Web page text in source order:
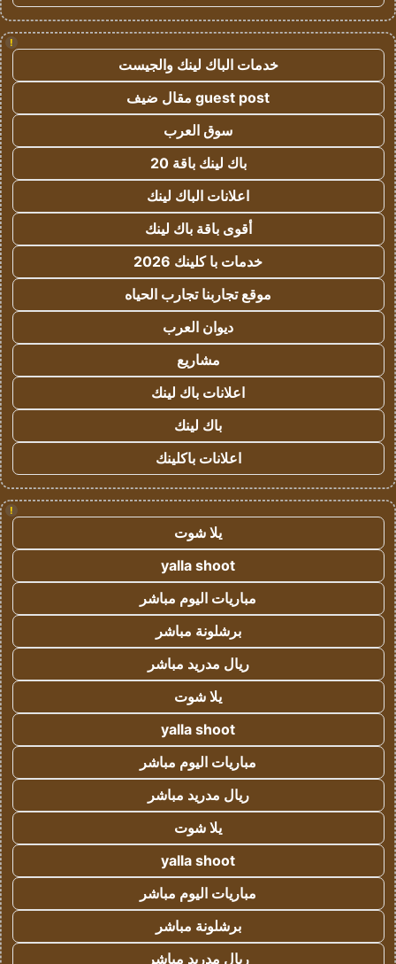
!
خدمات الباك لينك والجيست
guest post مقال ضيف
سوق العرب
باك لينك باقة 20
اعلانات الباك لينك
أقوى باقة باك لينك
خدمات با كلينك 2026
موقع تجاربنا تجارب الحياه
ديوان العرب
مشاريع
اعلانات باك لينك
باك لينك
اعلانات باكلينك
!
يلا شوت
yalla shoot
مباريات اليوم مباشر
برشلونة مباشر
ريال مدريد مباشر
يلا شوت
yalla shoot
مباريات اليوم مباشر
ريال مدريد مباشر
يلا شوت
yalla shoot
مباريات اليوم مباشر
برشلونة مباشر
ريال مدريد مباشر